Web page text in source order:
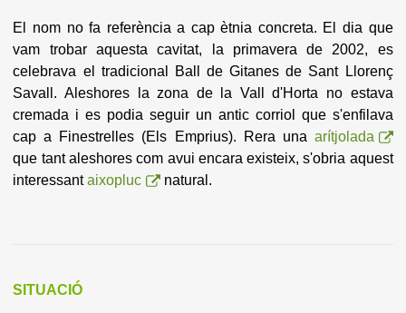
El nom no fa referència a cap ètnia concreta. El dia que
vam trobar aquesta cavitat, la primavera de 2002, es
celebrava el tradicional Ball de Gitanes de Sant Llorenç
Savall. Aleshores la zona de la Vall d'Horta no estava
cremada i es podia seguir un antic corriol que s'enfilava
cap a Finestrelles (Els Emprius). Rera una arítjolada
que tant aleshores com avui encara existeix, s'obria aquest
interessantaixopluc natural.
SITUACIÓ